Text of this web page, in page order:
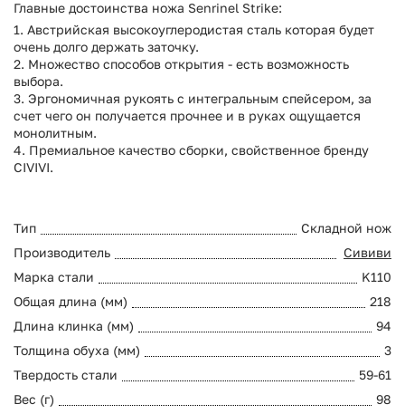
Главные достоинства ножа Senrinel Strike:
1. Австрийская высокоуглеродистая сталь которая будет
очень долго держать заточку.
2. Множество способов открытия - есть возможность
выбора.
3. Эргономичная рукоять с интегральным спейсером, за
счет чего он получается прочнее и в руках ощущается
монолитным.
4. Премиальное качество сборки, свойственное бренду
CIVIVI.
Тип
Складной нож
Производитель
Сививи
Марка стали
K110
Общая длина (мм)
218
Длина клинка (мм)
94
Толщина обуха (мм)
3
Твердость стали
59-61
Вес (г)
98